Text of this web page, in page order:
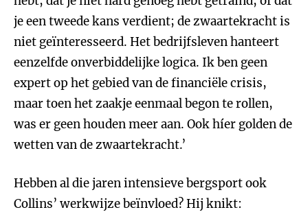
je een tweede kans verdient; de zwaartekracht is
niet geïnteresseerd. Het bedrijfsleven hanteert
eenzelfde onverbiddelijke logica. Ik ben geen
expert op het gebied van de financiële crisis,
maar toen het zaakje eenmaal begon te rollen,
was er geen houden meer aan. Ook híer golden de
wetten van de zwaartekracht.’
Hebben al die jaren intensieve bergsport ook
Collins’ werkwijze beïnvloed? Hij knikt: